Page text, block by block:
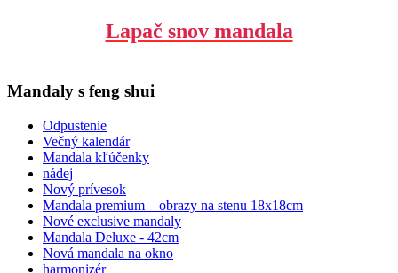
Lapač snov mandala
Mandaly s feng shui
Odpustenie
Večný kalendár
Mandala kľúčenky
nádej
Nový prívesok
Mandala premium – obrazy na stenu 18x18cm
Nové exclusive mandaly
Mandala Deluxe - 42cm
Nová mandala na okno
harmonizér